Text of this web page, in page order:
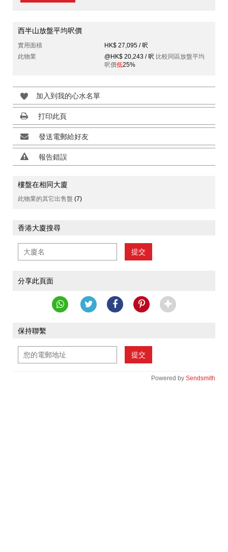
西半山放盤平均呎價
實用面積
HK$ 27,095 / 呎
此物業
@HK$ 20,243 / 呎 比較同區放盤平均
呎價低25%
加入到我的心水名單
打印此頁
發送電郵給好友
報告錯誤
樓盤在相同大廈
此物業的其它出售盤 (7)
香港大廈搜尋
提交
分享此頁面
保持聯繫
提交
Powered by Sendsmith